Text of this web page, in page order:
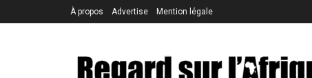
À propos Advertise Mention légale